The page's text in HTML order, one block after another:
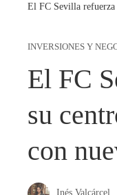
El FC Sevilla refuerza
INVERSIONES Y
El FC
su
con
Inés Valcárcel